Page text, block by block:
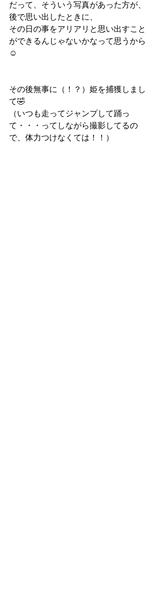
だって、そういう写真があった方が、
後で思い出したときに、
その日の事をアリアリと思い出すこと
ができるんじゃないかなって思うから
☺︎
その後無事に（！？）姫を捕獲しまし
て🤣
（いつも走ってジャンプして踊っ
て・・・ってしながら撮影してるの
で、体力つけなくては！！）